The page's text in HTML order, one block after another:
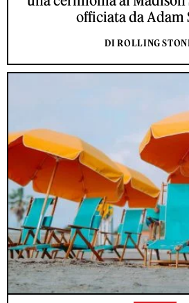
officiata da Adam
DI ROLLING